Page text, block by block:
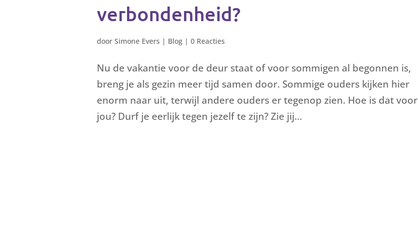
verbondenheid?
door Simone Evers | Blog | 0 Reacties
Nu de vakantie voor de deur staat of voor sommigen al begonnen is,
breng je als gezin meer tijd samen door. Sommige ouders kijken hier
enorm naar uit, terwijl andere ouders er tegenop zien. Hoe is dat voor
jou? Durf je eerlijk tegen jezelf te zijn? Zie jij...